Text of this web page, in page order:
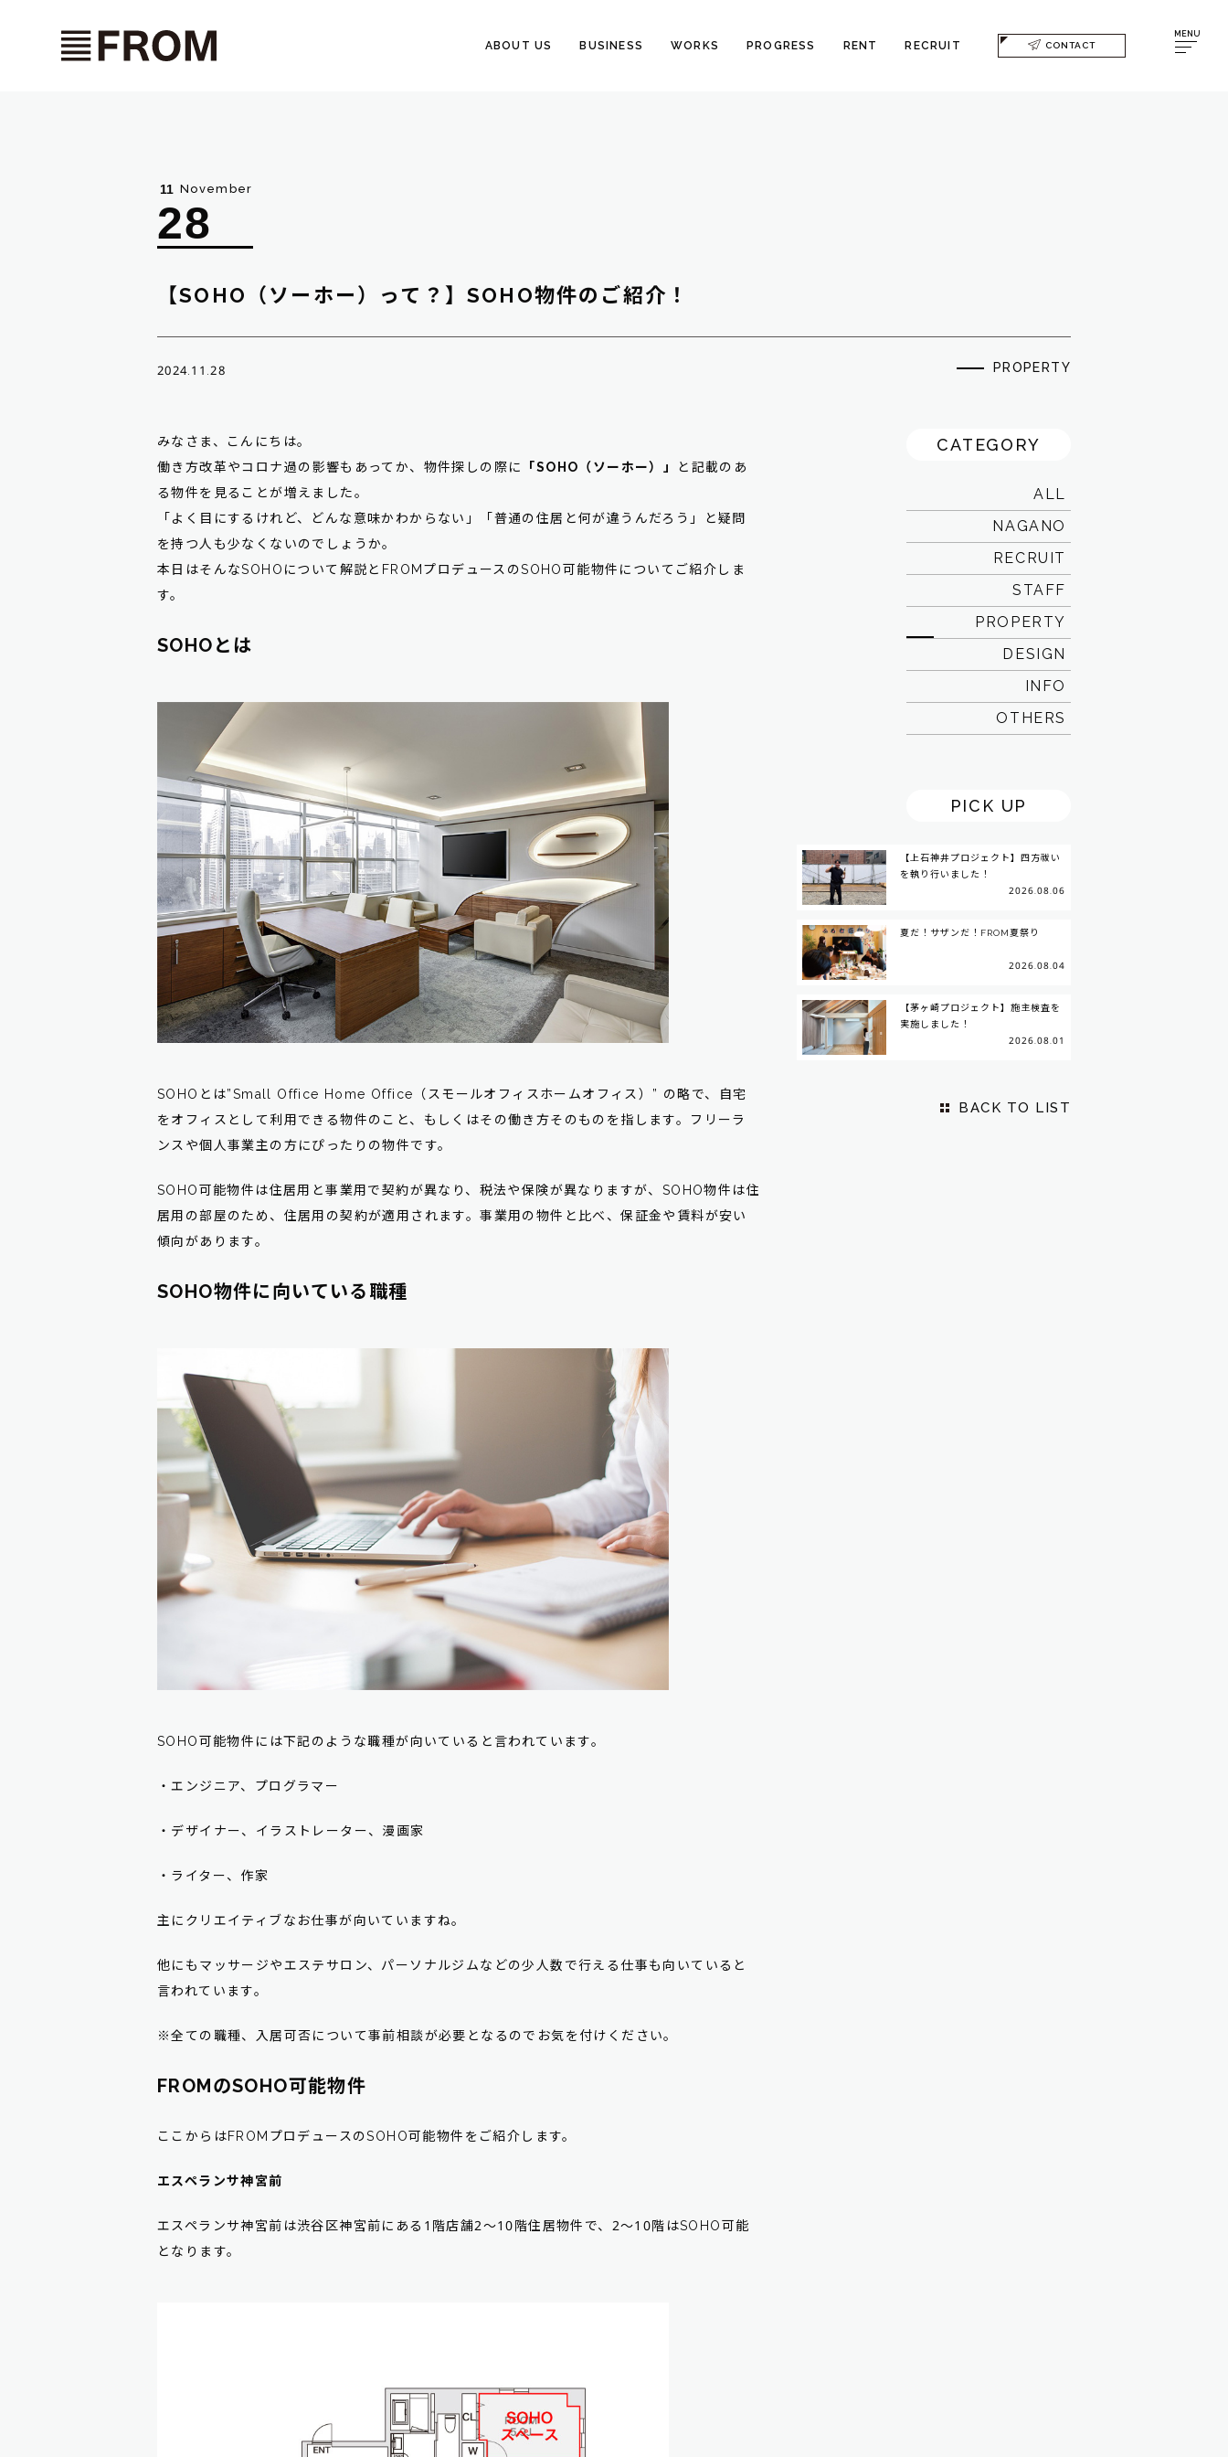
ABOUT US BUSINESS WORKS PROGRESS RENT RECRUIT CONTACT
MENU
11 November
28
【SOHO（ソーホー）って？】SOHO物件のご紹介！
2024.11.28 PROPERTY
みなさま、こんにちは。
働き方改革やコロナ過の影響もあってか、物件探しの際に
「SOHO（ソーホー）」
と記載のあ
る物件を見ることが増えました。
「よく目にするけれど、どんな意味かわからない」「普通の住居と何が違うんだろう」と疑問
を持つ人も少なくないのでしょうか。
本日はそんなSOHOについて解説とFROMプロデュースのSOHO可能物件についてご紹介しま
す。
SOHOとは
SOHOとは”Small Office Home Office（スモールオフィスホームオフィス）” の略で、自宅
をオフィスとして利用できる物件のこと、もしくはその働き方そのものを指します。フリーラ
ンスや個人事業主の方にぴったりの物件です。
SOHO可能物件は住居用と事業用で契約が異なり、税法や保険が異なりますが、SOHO物件は住
居用の部屋のため、住居用の契約が適用されます。事業用の物件と比べ、保証金や賃料が安い
傾向があります。
SOHO物件に向いている職種
SOHO可能物件には下記のような職種が向いていると言われています。
・エンジニア、プログラマー
・デザイナー、イラストレーター、漫画家
・ライター、作家
主にクリエイティブなお仕事が向いていますね。
他にもマッサージやエステサロン、パーソナルジムなどの少人数で行える仕事も向いていると
言われています。
※全ての職種、入居可否について事前相談が必要となるのでお気を付けください。
FROMのSOHO可能物件
ここからはFROMプロデュースのSOHO可能物件をご紹介します。
エスペランサ神宮前
エスペランサ神宮前は渋谷区神宮前にある1階店舗2～10階住居物件で、2～10階はSOHO可能
となります。
CATEGORY
ALL
NAGANO
RECRUIT
STAFF
PROPERTY
DESIGN
INFO
OTHERS
PICK UP
【上石神井プロジェクト】四方祓い
を執り行いました！
2026.08.06
夏だ！サザンだ！FROM夏祭り
2026.08.04
【茅ヶ崎プロジェクト】施主検査を
実施しました！
2026.08.01
BACK TO LIST